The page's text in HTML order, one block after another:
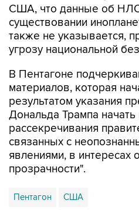
США, что данные об НЛО
существовании
также не указывается,
угрозу национальной
В Пентагоне
материалов, которая
результатом указания
Дональда Трампа
рассекречивания
связанных с
явлениями, в интересах
прозрачности".
Пентагон США